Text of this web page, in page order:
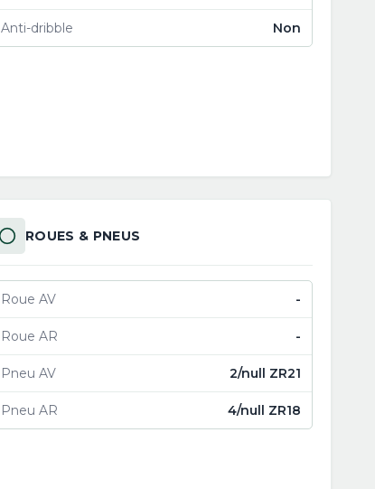
Anti-dribble Non
ROUES & PNEUS
Roue AV -
Roue AR -
Pneu AV 2/null ZR21
Pneu AR 4/null ZR18